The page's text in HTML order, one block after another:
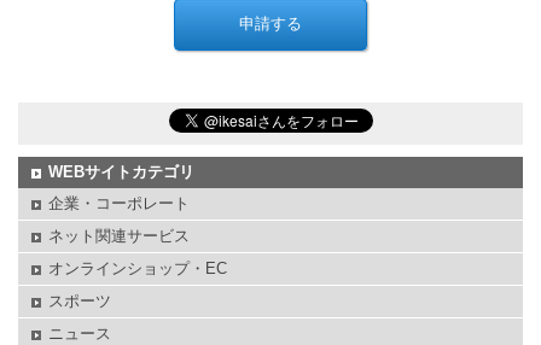
WEBサイトカテゴリ
企業・コーポレート
ネット関連サービス
オンラインショップ・EC
スポーツ
ニュース